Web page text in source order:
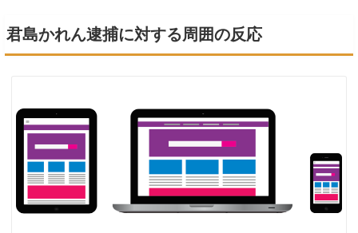
君島かれん逮捕に対する周囲の反応